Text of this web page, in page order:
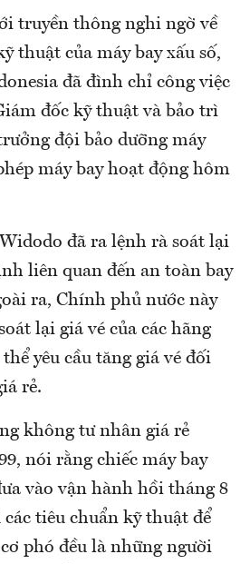
truyền thông nghi ngờ về
thuật của máy bay xấu số,
đã đình chỉ công việc
đốc kỹ thuật và bảo trì
đội bảo dưỡng máy
máy bay hoạt động hôm
đã ra lệnh rà soát lại
liên quan đến an toàn bay
ra, Chính phủ nước này
lại giá vé của các hãng
yêu cầu tăng giá vé đối
rẻ.
không tư nhân giá rẻ
nói rằng chiếc máy bay
vào vận hành hồi tháng 8
các tiêu chuẩn kỹ thuật để
phó đều là những người